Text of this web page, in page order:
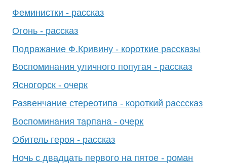
Феминистки - рассказ
Огонь - рассказ
Подражание Ф.Кривину - короткие рассказы
Воспоминания уличного попугая - рассказ
Ясногорск - очерк
Развенчание стереотипа - короткий расссказ
Воспоминания тарпана - очерк
Обитель героя - рассказ
Ночь с двадцать первого на пятое - роман